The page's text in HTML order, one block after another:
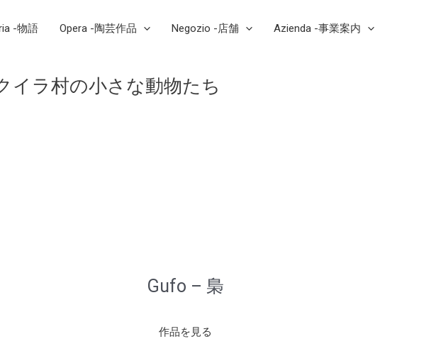
-物語 Opera -陶芸作品 Negozio -店舗 Azienda -事業案内
イラ村の小さな動物たち
Gufo – 梟
作品を見る